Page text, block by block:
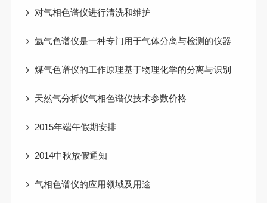
对气相色谱仪进行清洗和维护
氩气色谱仪是一种专门用于气体分离与检测的仪器
煤气色谱仪的工作原理基于物理化学的分离与识别
天然气分析仪气相色谱仪技术参数价格
2015年端午假期安排
2014中秋放假通知
气相色谱仪的应用领域及用途